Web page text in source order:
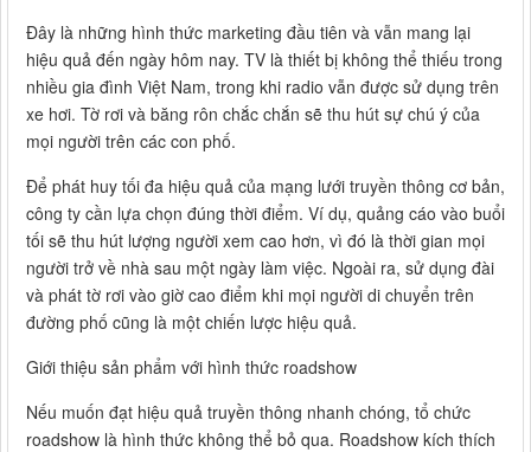
Đây là những hình thức marketing đầu tiên và vẫn mang lại
hiệu quả đến ngày hôm nay. TV là thiết bị không thể thiếu trong
nhiều gia đình Việt Nam, trong khi radio vẫn được sử dụng trên
xe hơi. Tờ rơi và băng rôn chắc chắn sẽ thu hút sự chú ý của
mọi người trên các con phố.
Để phát huy tối đa hiệu quả của mạng lưới truyền thông cơ bản,
công ty cần lựa chọn đúng thời điểm. Ví dụ, quảng cáo vào buổi
tối sẽ thu hút lượng người xem cao hơn, vì đó là thời gian mọi
người trở về nhà sau một ngày làm việc. Ngoài ra, sử dụng đài
và phát tờ rơi vào giờ cao điểm khi mọi người di chuyển trên
đường phố cũng là một chiến lược hiệu quả.
Giới thiệu sản phẩm với hình thức roadshow
Nếu muốn đạt hiệu quả truyền thông nhanh chóng, tổ chức
roadshow là hình thức không thể bỏ qua. Roadshow kích thích